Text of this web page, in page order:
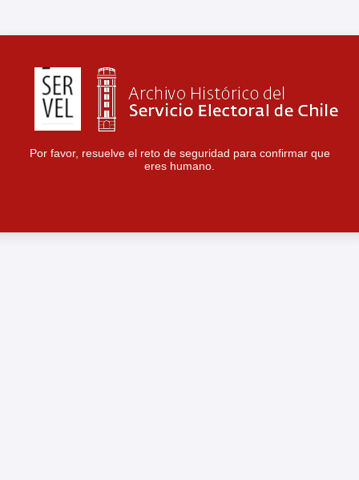
Por favor, resuelve el reto de seguridad para confirmar que
eres humano.